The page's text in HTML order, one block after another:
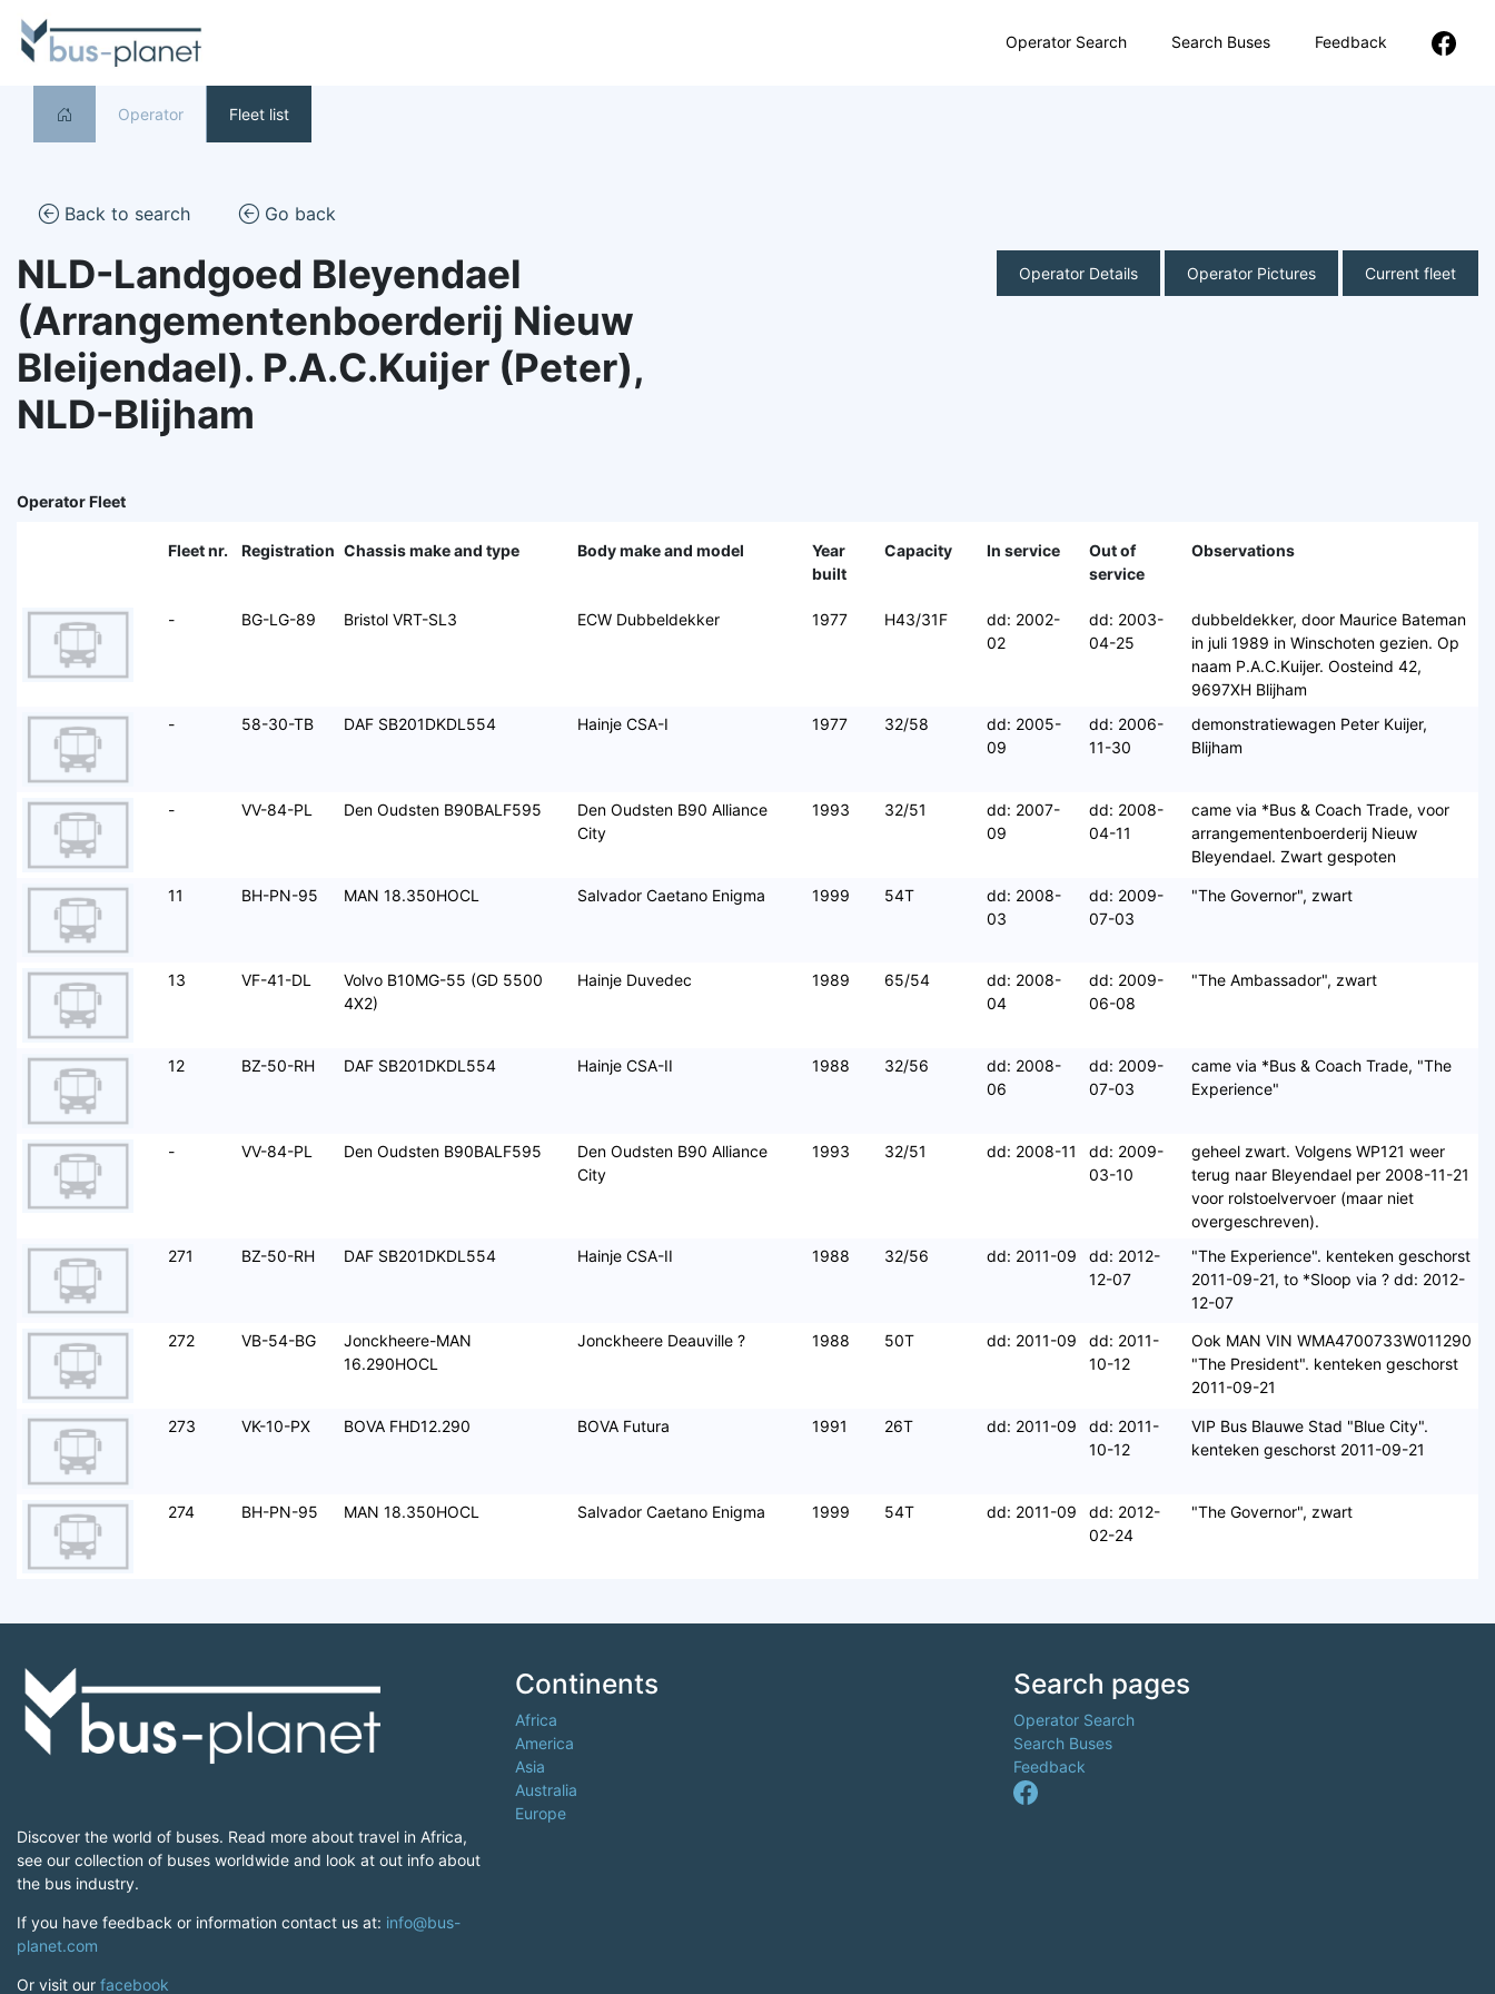
Operator Search Search Buses Feedback
Operator Fleet list
Back to search Go back
NLD-Landgoed Bleyendael
(Arrangementenboerderij Nieuw
Bleijendael). P.A.C.Kuijer (Peter),
NLD-Blijham
Operator Details Operator Pictures Current fleet
Operator Fleet
Fleet nr. Registration Chassis make and type Body make and model
Year
built
Capacity In service
Out of
service
Observations
- BG-LG-89 Bristol VRT-SL3 ECW Dubbeldekker 1977 H43/31F
dd: 2002-
02
dd: 2003-
04-25
dubbeldekker, door Maurice Bateman
in juli 1989 in Winschoten gezien. Op
naam P.A.C.Kuijer. Oosteind 42,
9697XH Blijham
-
58-30-TB DAF SB201DKDL554 Hainje CSA-I 1977 32/58
dd: 2005-
09
dd: 2006-
11-30
demonstratiewagen Peter Kuijer,
Blijham
- VV-84-PL Den Oudsten B90BALF595
Den Oudsten B90 Alliance
City
1993 32/51
dd: 2007-
09
dd: 2008-
04-11
came via *Bus & Coach Trade, voor
arrangementenboerderij Nieuw
Bleyendael. Zwart gespoten
11 BH-PN-95 MAN 18.350HOCL Salvador Caetano Enigma 1999 54T
dd: 2008-
03
dd: 2009-
07-03
"The Governor", zwart
13 VF-41-DL
Volvo B10MG-55 (GD 5500
4X2)
Hainje Duvedec 1989 65/54
dd: 2008-
04
dd: 2009-
06-08
"The Ambassador", zwart
12 BZ-50-RH DAF SB201DKDL554 Hainje CSA-II 1988 32/56
dd: 2008-
06
dd: 2009-
07-03
came via *Bus & Coach Trade, "The
Experience"
- VV-84-PL Den Oudsten B90BALF595
Den Oudsten B90 Alliance
City
1993 32/51 dd: 2008-11
dd: 2009-
03-10
geheel zwart. Volgens WP121 weer
terug naar Bleyendael per 2008-11-21
voor rolstoelvervoer (maar niet
overgeschreven).
271
BZ-50-RH DAF SB201DKDL554 Hainje CSA-II 1988 32/56 dd: 2011-09
dd: 2012-
12-07
"The Experience". kenteken geschorst
2011-09-21, to *Sloop via ? dd: 2012-
12-07
272 VB-54-BG
Jonckheere-MAN
16.290HOCL
Jonckheere Deauville ? 1988 50T dd: 2011-09
dd: 2011-
10-12
Ook MAN VIN WMA4700733W011290
"The President". kenteken geschorst
2011-09-21
273 VK-10-PX BOVA FHD12.290 BOVA Futura 1991 26T dd: 2011-09
dd: 2011-
10-12
VIP Bus Blauwe Stad "Blue City".
kenteken geschorst 2011-09-21
274 BH-PN-95 MAN 18.350HOCL Salvador Caetano Enigma 1999 54T dd: 2011-09
dd: 2012-
02-24
"The Governor", zwart
Discover the world of buses. Read more about travel in Africa,
see our collection of buses worldwide and look at out info about
the bus industry.
If you have feedback or information contact us at: info@bus-
planet.com
Or visit our facebook
Continents
Africa
America
Asia
Australia
Europe
Search pages
Operator Search
Search Buses
Feedback